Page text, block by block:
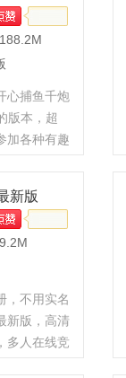
188.2M
心捕鱼千炮
版本，超
加各种有趣
新版
9.2M
，不用实名
新版，高清
多人在线竞